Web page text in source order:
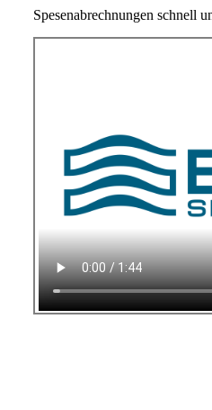
Spesenabrechnungen schnell